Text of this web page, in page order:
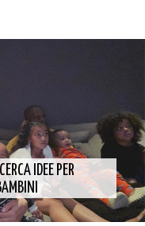
IDEE PER